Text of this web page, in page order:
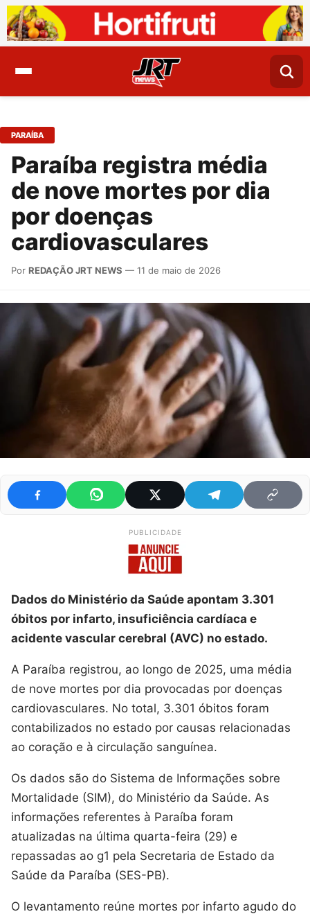
PARAÍBA
Paraíba registra média
de nove mortes por dia
por doenças
cardiovasculares
Por REDAÇÃO JRT NEWS — 11 de maio de 2026
PUBLICIDADE
Dados do Ministério da Saúde apontam 3.301
óbitos por infarto, insuficiência cardíaca e
acidente vascular cerebral (AVC) no estado.
A Paraíba registrou, ao longo de 2025, uma média
de nove mortes por dia provocadas por doenças
cardiovasculares. No total, 3.301 óbitos foram
contabilizados no estado por causas relacionadas
ao coração e à circulação sanguínea.
Os dados são do Sistema de Informações sobre
Mortalidade (SIM), do Ministério da Saúde. As
informações referentes à Paraíba foram
atualizadas na última quarta-feira (29) e
repassadas ao g1 pela Secretaria de Estado da
Saúde da Paraíba (SES-PB).
O levantamento reúne mortes por infarto agudo do